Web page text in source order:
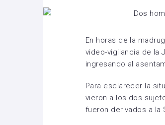
En horas de la
video-vigilancia de la
ingresando al
Para esclarecer la
vieron a los dos
fueron derivados a la